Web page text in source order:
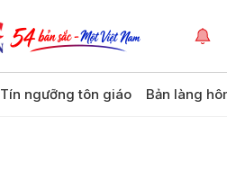
Tín ngưỡng tôn giáo Bản làng